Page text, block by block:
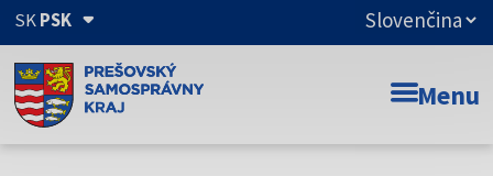
SKPSK
Doména psk.sk je oficiálna
Toto je oficiálna webová stránka Prešovského
Menu